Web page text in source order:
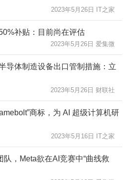
2023年5月26日 IT之家
补贴：目前尚在评估
2023年5月26日 爱集微
导体制造设备出口管制措施：立
2023年5月26日 财联社
商标，为 AI 超级计算机研
2023年5月16日 IT之家
，Meta欲在AI竞赛中“曲线救